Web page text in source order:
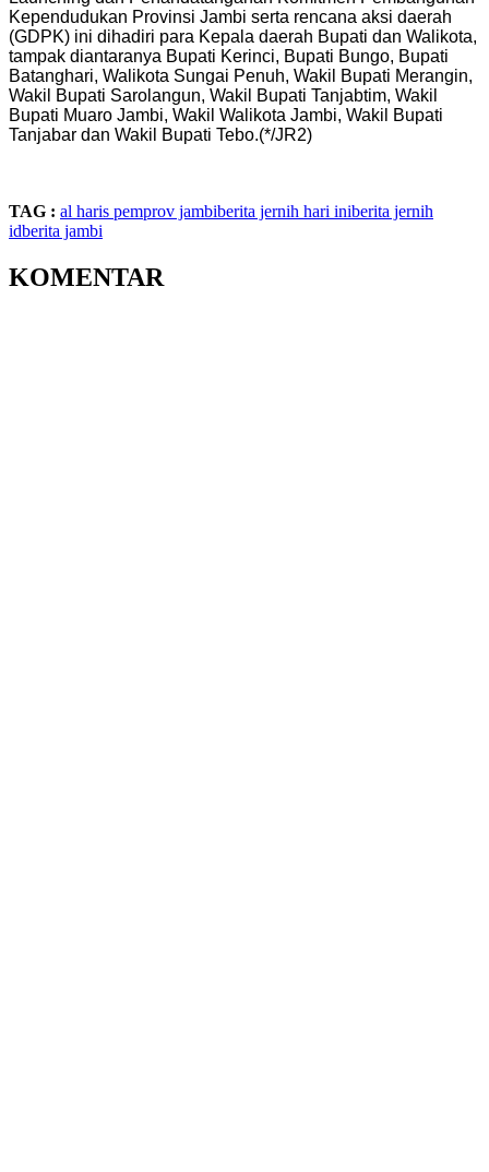
Kependudukan Provinsi Jambi serta rencana aksi daerah
(GDPK) ini dihadiri para Kepala daerah Bupati dan Walikota,
tampak diantaranya Bupati Kerinci, Bupati Bungo, Bupati
Batanghari, Walikota Sungai Penuh, Wakil Bupati Merangin,
Wakil Bupati Sarolangun, Wakil Bupati Tanjabtim, Wakil
Bupati Muaro Jambi, Wakil Walikota Jambi, Wakil Bupati
Tanjabar dan Wakil Bupati Tebo.(*/JR2)
TAG : al haris pemprov jambiberita jernih hari iniberita jernih
idberita jambi
KOMENTAR